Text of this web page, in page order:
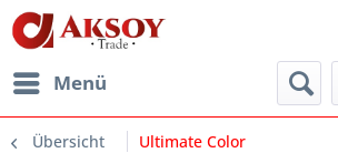
Menü
Übersicht Ultimate Color